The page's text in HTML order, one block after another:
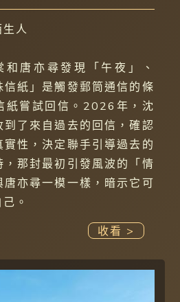
人
唐亦尋發現「午夜」、
信紙」是觸發郵筒通信的條
紙嘗試回信。2026年，沈
了來自過去的回信，確認
性，決定聯手引導過去的
那封最初引發風波的「情
亦尋一模一樣，暗示它可
。
收看 >